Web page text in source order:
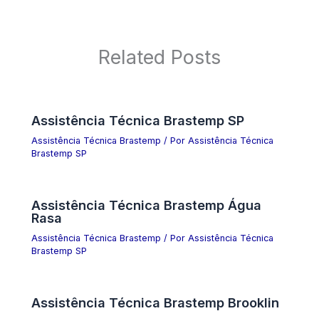
Related Posts
Assistência Técnica Brastemp SP
Assistência Técnica Brastemp / PorAssistência Técnica
Brastemp SP
Assistência Técnica Brastemp Água
Rasa
Assistência Técnica Brastemp / PorAssistência Técnica
Brastemp SP
Assistência Técnica Brastemp Brooklin